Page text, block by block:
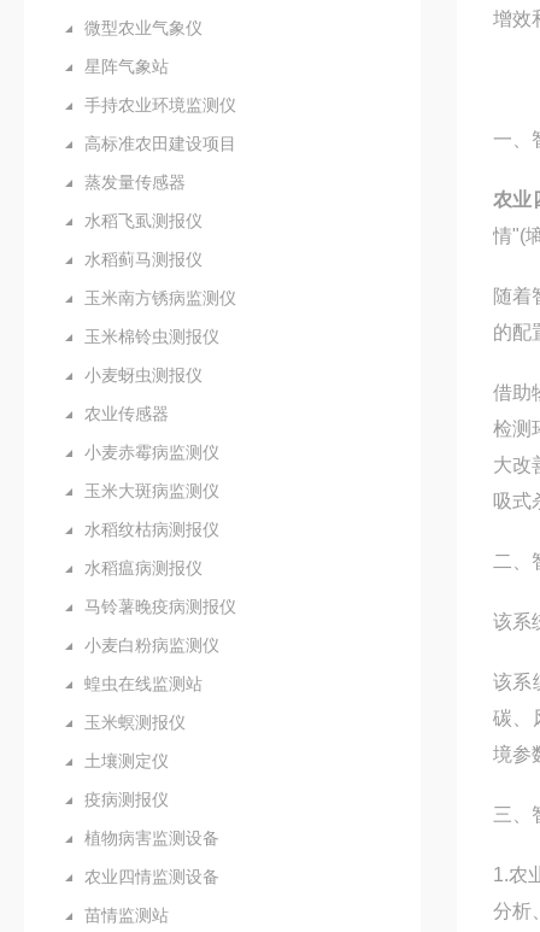
微型农业气象仪
星阵气象站
手持农业环境监测仪
高标准农田建设项目
蒸发量传感器
水稻飞虱测报仪
水稻蓟马测报仪
玉米南方锈病监测仪
玉米棉铃虫测报仪
小麦蚜虫测报仪
农业传感器
小麦赤霉病监测仪
玉米大斑病监测仪
水稻纹枯病测报仪
水稻瘟病测报仪
马铃薯晚疫病测报仪
小麦白粉病监测仪
蝗虫在线监测站
玉米螟测报仪
土壤测定仪
疫病测报仪
植物病害监测设备
农业四情监测设备
苗情监测站
增效
一、
农业
情"(
随着
的配
借助
检测
大改
吸式
二、
该系
该系
碳、
境参
三、
1.农
分析